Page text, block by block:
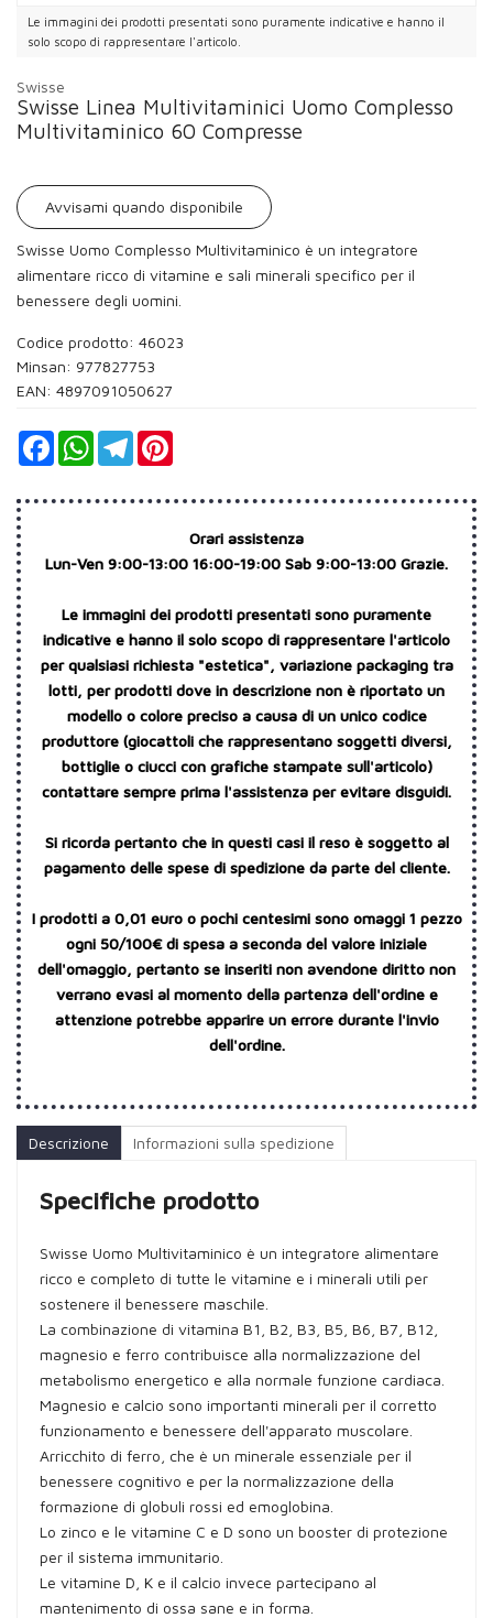
Le immagini dei prodotti presentati sono puramente indicative e hanno il
solo scopo di rappresentare l'articolo.
Swisse
Swisse Linea Multivitaminici Uomo Complesso
Multivitaminico 60 Compresse
Avvisami quando disponibile
Swisse Uomo Complesso Multivitaminico è un integratore
alimentare ricco di vitamine e sali minerali specifico per il
benessere degli uomini.
Codice prodotto: 46023
Minsan: 977827753
EAN: 4897091050627
FacebookWhatsAppTelegram
Orari assistenza
Lun-Ven 9:00-13:00 16:00-19:00 Sab 9:00-13:00 Grazie.
Le immagini dei prodotti presentati sono puramente
indicative e hanno il solo scopo di rappresentare l'articolo
per qualsiasi richiesta "estetica", variazione packaging tra
lotti, per prodotti dove in descrizione non è riportato un
modello o colore preciso a causa di un unico codice
produttore (giocattoli che rappresentano soggetti diversi,
bottiglie o ciucci con grafiche stampate sull'articolo)
contattare sempre prima l'assistenza per evitare disguidi.
Si ricorda pertanto che in questi casi il reso è soggetto al
pagamento delle spese di spedizione da parte del cliente.
I prodotti a 0,01 euro o pochi centesimi sono omaggi 1 pezzo
ogni 50/100€ di spesa a seconda del valore iniziale
dell'omaggio, pertanto se inseriti non avendone diritto non
verrano evasi al momento della partenza dell'ordine e
attenzione potrebbe apparire un errore durante l'invio
dell'ordine.
Descrizione Informazioni sulla spedizione
Specifiche prodotto
Swisse Uomo Multivitaminico è un integratore alimentare
ricco e completo di tutte le vitamine e i minerali utili per
sostenere il benessere maschile.
La combinazione di vitamina B1, B2, B3, B5, B6, B7, B12,
magnesio e ferro contribuisce alla normalizzazione del
metabolismo energetico e alla normale funzione cardiaca.
Magnesio e calcio sono importanti minerali per il corretto
funzionamento e benessere dell'apparato muscolare.
Arricchito di ferro, che è un minerale essenziale per il
benessere cognitivo e per la normalizzazione della
formazione di globuli rossi ed emoglobina.
Lo zinco e le vitamine C e D sono un booster di protezione
per il sistema immunitario.
Le vitamine D, K e il calcio invece partecipano al
mantenimento di ossa sane e in forma.